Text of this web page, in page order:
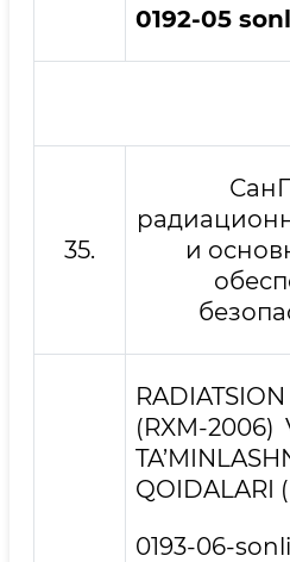
0192-05
35.
и
(RXM-2006)
QOIDALARI
0193-06-